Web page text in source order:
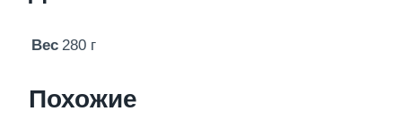
Вес 280 г
Похожие